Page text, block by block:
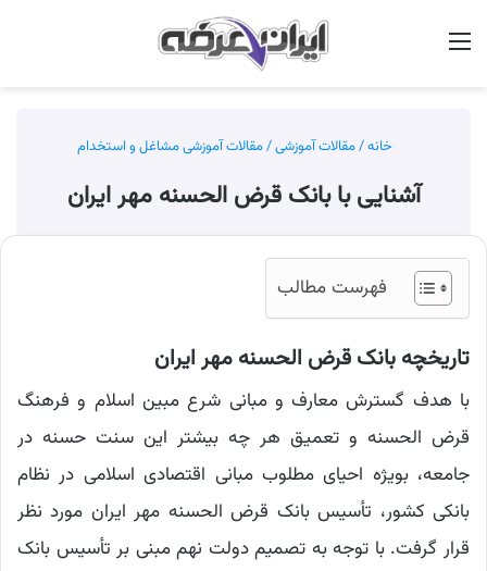
خانه/مقالات آموزشی/مقالات آموزشی مشاغل و استخدام
آشنایی با بانک قرض الحسنه مهر ایران
فهرست مطالب
تاریخچه بانک قرض الحسنه مهر ایران
با هدف گسترش معارف و مبانی شرع مبین اسلام و فرهنگ
قرض الحسنه و تعمیق هر چه بیشتر این سنت حسنه در
جامعه، بویژه احیای مطلوب مبانی اقتصادی اسلامی در نظام
بانکی کشور، تأسیس بانک قرض الحسنه مهر ایران مورد نظر
قرار گرفت. با توجه به تصمیم دولت نهم مبنی بر تأسیس بانک